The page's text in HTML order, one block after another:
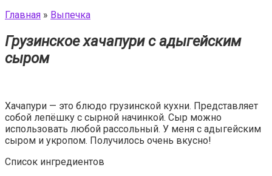
Главная » Выпечка
Грузинское хачапури с адыгейским
сыром
Хачапури — это блюдо грузинской кухни. Представляет
собой лепёшку с сырной начинкой. Сыр можно
использовать любой рассольный. У меня с адыгейским
сыром и укропом. Получилось очень вкусно!
Список ингредиентов